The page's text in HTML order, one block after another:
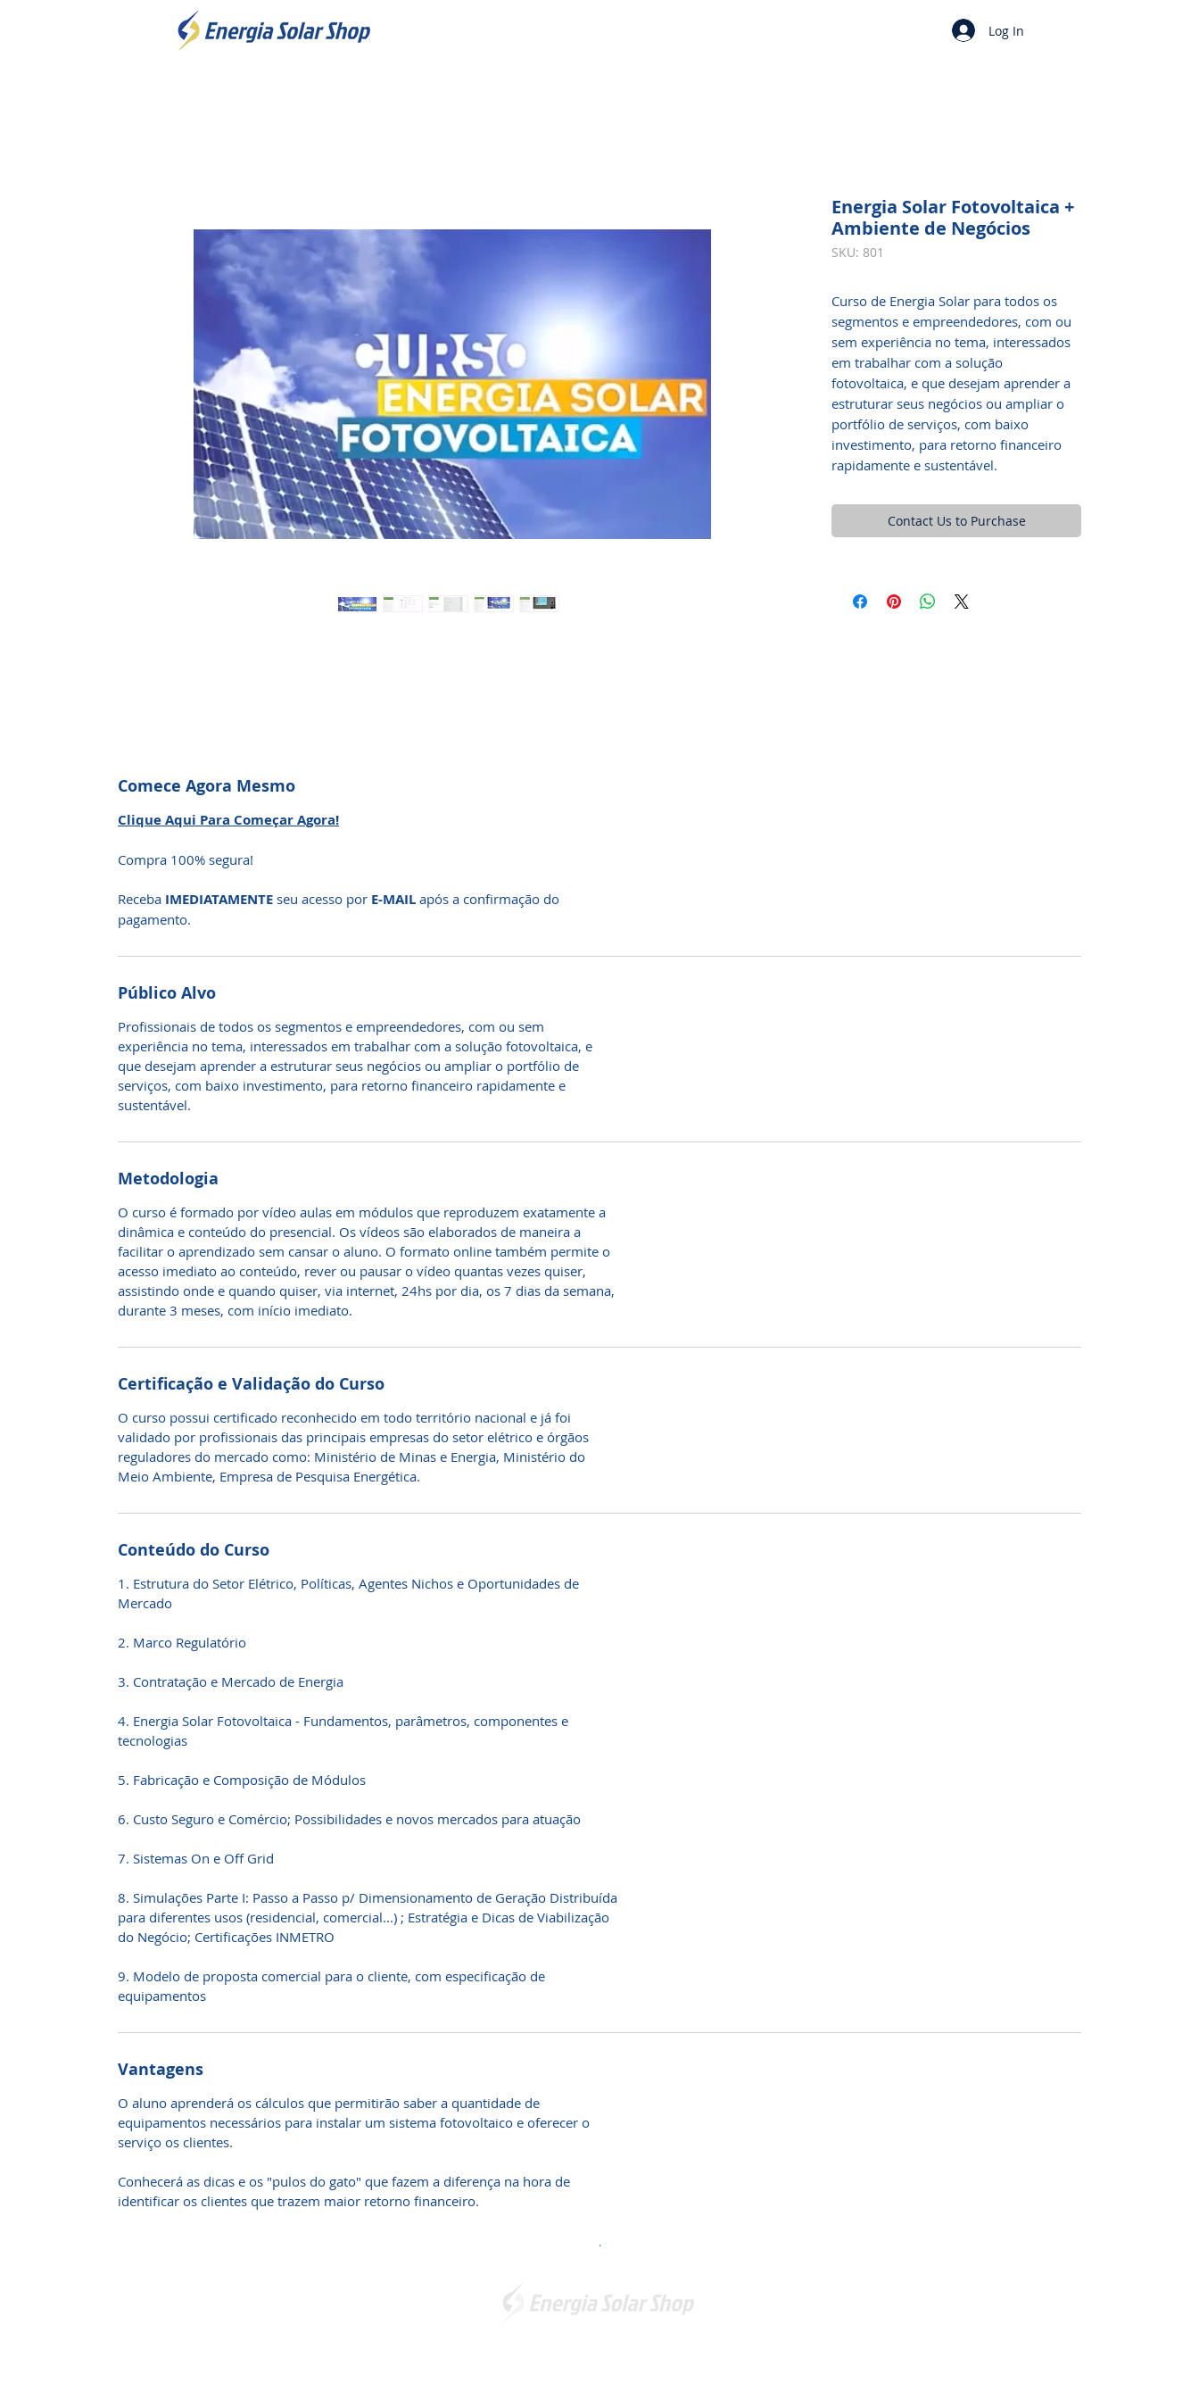
Log In
Energia Solar Fotovoltaica +
Ambiente de Negócios
SKU: 801
Curso de Energia Solar para todos os
segmentos e empreendedores, com ou
sem experiência no tema, interessados
em trabalhar com a solução
fotovoltaica, e que desejam aprender a
estruturar seus negócios ou ampliar o
portfólio de serviços, com baixo
investimento, para retorno financeiro
rapidamente e sustentável.
Contact Us to Purchase
Comece Agora Mesmo
Clique Aqui Para Começar Agora!
Compra 100% segura!
Receba IMEDIATAMENTE seu acesso por E-MAIL após a confirmação do
pagamento.
Público Alvo
Profissionais de todos os segmentos e empreendedores, com ou sem
experiência no tema, interessados em trabalhar com a solução fotovoltaica, e
que desejam aprender a estruturar seus negócios ou ampliar o portfólio de
serviços, com baixo investimento, para retorno financeiro rapidamente e
sustentável.
Metodologia
O curso é formado por vídeo aulas em módulos que reproduzem exatamente a
dinâmica e conteúdo do presencial. Os vídeos são elaborados de maneira a
facilitar o aprendizado sem cansar o aluno. O formato online também permite o
acesso imediato ao conteúdo, rever ou pausar o vídeo quantas vezes quiser,
assistindo onde e quando quiser, via internet, 24hs por dia, os 7 dias da semana,
durante 3 meses, com início imediato.
Certificação e Validação do Curso
O curso possui certificado reconhecido em todo território nacional e já foi
validado por profissionais das principais empresas do setor elétrico e órgãos
reguladores do mercado como: Ministério de Minas e Energia, Ministério do
Meio Ambiente, Empresa de Pesquisa Energética.
Conteúdo do Curso
1. Estrutura do Setor Elétrico, Políticas, Agentes Nichos e Oportunidades de
Mercado
2. Marco Regulatório
3. Contratação e Mercado de Energia
4. Energia Solar Fotovoltaica - Fundamentos, parâmetros, componentes e
tecnologias
5. Fabricação e Composição de Módulos
6. Custo Seguro e Comércio; Possibilidades e novos mercados para atuação
7. Sistemas On e Off Grid
8. Simulações Parte I: Passo a Passo p/ Dimensionamento de Geração Distribuída
para diferentes usos (residencial, comercial...) ; Estratégia e Dicas de Viabilização
do Negócio; Certificações INMETRO
9. Modelo de proposta comercial para o cliente, com especificação de
equipamentos
Vantagens
O aluno aprenderá os cálculos que permitirão saber a quantidade de
equipamentos necessários para instalar um sistema fotovoltaico e oferecer o
serviço os clientes.
Conhecerá as dicas e os "pulos do gato" que fazem a diferença na hora de
identificar os clientes que trazem maior retorno financeiro.
.